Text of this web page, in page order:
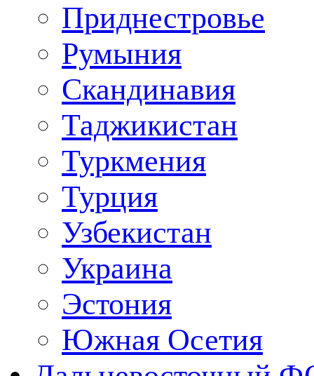
Приднестровье
Румыния
Скандинавия
Таджикистан
Туркмения
Турция
Узбекистан
Украина
Эстония
Южная Осетия